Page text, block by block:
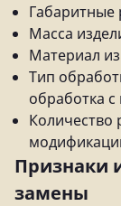
Габаритные
Масса
Материал
Тип
обработка
Количество
Признаки
замены